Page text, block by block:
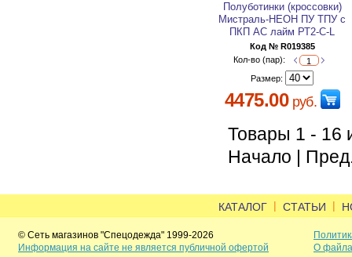
Полуботинки (кроссовки)
Мистраль-НЕОН ПУ ТПУ с
ПКП АС лайм РТ2-С-L
Код № R019385
Кол-во (пар):
Размер:
4475.00руб.
Товары 1 - 16
Начало |
КАТАЛОГ | СТАТЬИ |
© Сеть магазинов "Спецодежда" 1999-2026
Информация на сайте не является публичной офертой
О